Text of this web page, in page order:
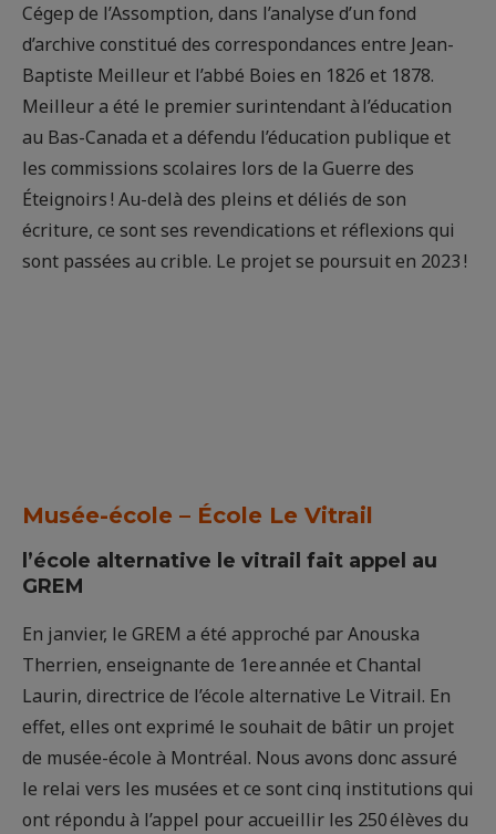
Cégep de l’Assomption, dans l’analyse d’un fond
d’archive constitué des correspondances entre Jean-
Baptiste Meilleur et l’abbé Boies en 1826 et 1878.
Meilleur a été le premier surintendant à l’éducation
au Bas-Canada et a défendu l’éducation publique et
les commissions scolaires lors de la Guerre des
Éteignoirs ! Au-delà des pleins et déliés de son
écriture, ce sont ses revendications et réflexions qui
sont passées au crible. Le projet se poursuit en 2023 !
Musée-école – École Le Vitrail
l’école alternative le vitrail fait appel au
GREM
En janvier, le GREM a été approché par Anouska
Therrien, enseignante de 1ere année et Chantal
Laurin, directrice de l’école alternative Le Vitrail. En
effet, elles ont exprimé le souhait de bâtir un projet
de musée-école à Montréal. Nous avons donc assuré
le relai vers les musées et ce sont cinq institutions qui
ont répondu à l’appel pour accueillir les 250 élèves du